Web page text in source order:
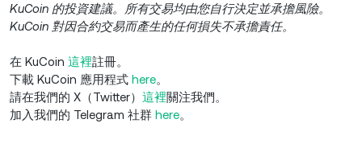
KuCoin 的投資建議。所有交易均由您自行決定並承擔風險。
KuCoin 對因合約交易而產生的任何損失不承擔責任。
在 KuCoin 這裡註冊。
下載 KuCoin 應用程式 here。
請在我們的 X（Twitter） 這裡關注我們。
加入我們的 Telegram 社群 here。